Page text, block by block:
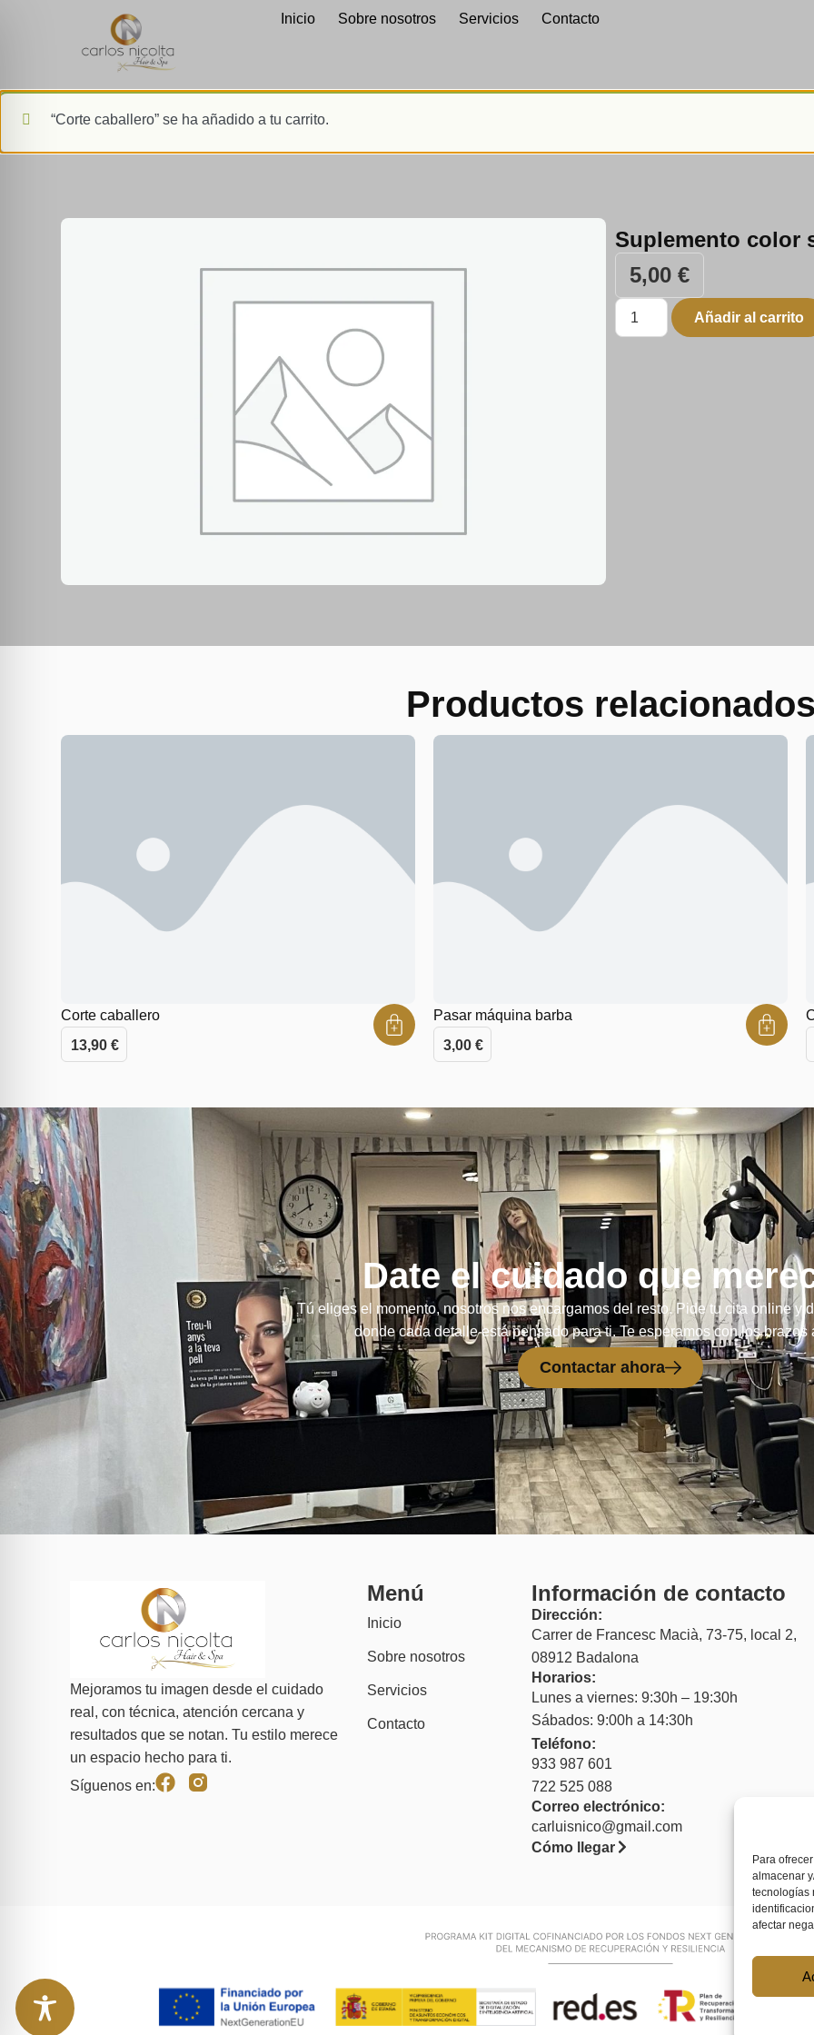
Para
almacenar
tecnologías
afectar
Inicio Sobre nosotros Servicios Contacto
“Corte caballero” se ha añadido a tu carrito.
Suplemento color
5,00 €
Añadir al carrito
Productos
Corte caballero
13,90€
Pasar máquina barba
3,00€
Date el cuidado que
Tú eliges el momento, nosotros nos encargamos del resto. Pide tu cita online y
donde cada detalle está pensado para ti. Te esperamos con los brazos
Contactar ahora
Mejoramos tu imagen desde el cuidado
real, con técnica, atención cercana y
resultados que se notan. Tu estilo merece
un espacio hecho para ti.
Síguenos en:
Menú
Inicio
Sobre nosotros
Servicios
Contacto
Información de contacto
Dirección:
Carrer de Francesc Macià, 73-75, local 2,
08912 Badalona
Horarios:
Lunes a viernes: 9:30h – 19:30h
Sábados: 9:00h a 14:30h
Teléfono:
933 987 601
722 525 088
Correo electrónico:
carluisnico@gmail.com
Cómo llegar